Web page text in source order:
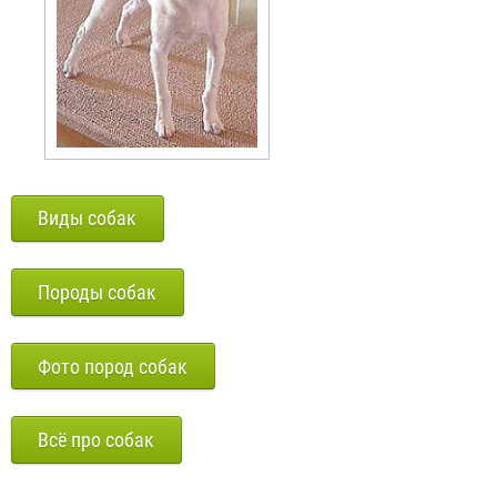
Виды собак
Породы собак
Фото пород собак
Всё про собак